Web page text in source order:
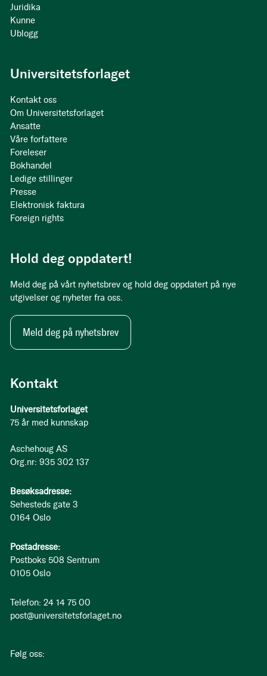
Kontakt
Universitetsforlaget
75 år med kunnskap
Aschehoug AS
Org.nr: 935 302 137
Besøksadresse:
Sehesteds gate 3
0164 Oslo
Postadresse:
Postboks 508 Sentrum
0105 Oslo
Telefon: 24 14 75 00
post@universitetsforlaget.no
Følg oss:
Juridika
Kunne
Ublogg
Universitetsforlaget
Kontakt oss
Om Universitetsforlaget
Ansatte
Våre forfattere
Foreleser
Bokhandel
Ledige stillinger
Presse
Elektronisk faktura
Foreign rights
Hold deg oppdatert!
Meld deg på vårt nyhetsbrev og hold deg oppdatert på nye
utgivelser og nyheter fra oss.
Meld deg på nyhetsbrev